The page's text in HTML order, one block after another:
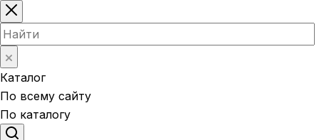
Каталог
По всему сайту
По каталогу